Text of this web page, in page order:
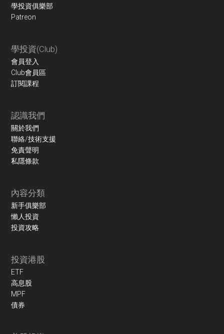
學投資俱樂部
Patreon
學投資(Club)
會員登入
Club會員區
訂閱課程
認識我們
關於我們
聯絡/技術支援
免責聲明
私隱條款
內容分類
新手俱樂部
懶人投資
投資攻略
投資港股
ETF
高息股
MPF
債券